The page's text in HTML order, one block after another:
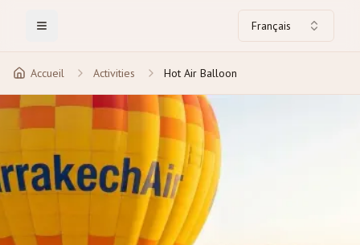
Toggle Menu Français
Accueil Activities Hot Air Balloon